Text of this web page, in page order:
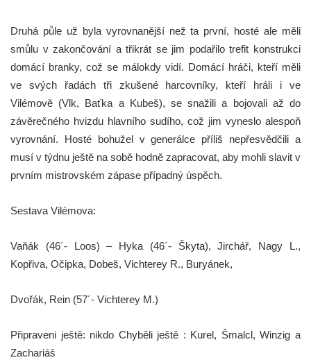
Druhá půle už byla vyrovnanější než ta první, hosté ale měli
smůlu v zakončování a třikrát se jim podařilo trefit konstrukci
domácí branky, což se málokdy vidí. Domácí hráči, kteří měli
ve svých řadách tři zkušené harcovníky, kteří hráli i ve
Vilémově (Vlk, Baťka a Kubeš), se snažili a bojovali až do
závěrečného hvizdu hlavního sudího, což jim vyneslo alespoň
vyrovnání. Hosté bohužel v generálce příliš nepřesvědčili a
musí v týdnu ještě na sobě hodně zapracovat, aby mohli slavit v
prvním mistrovském zápase případný úspěch.
Sestava Vilémova:
Vaňák (46´- Loos) – Hyka (46´- Škyta), Jirchář, Nagy L.,
Kopřiva, Očipka, Dobeš, Vichterey R., Buryánek,
Dvořák, Rein (57´- Vichterey M.)
Připraveni ještě: nikdo Chyběli ještě : Kurel, Šmalcl, Winzig a
Zachariáš